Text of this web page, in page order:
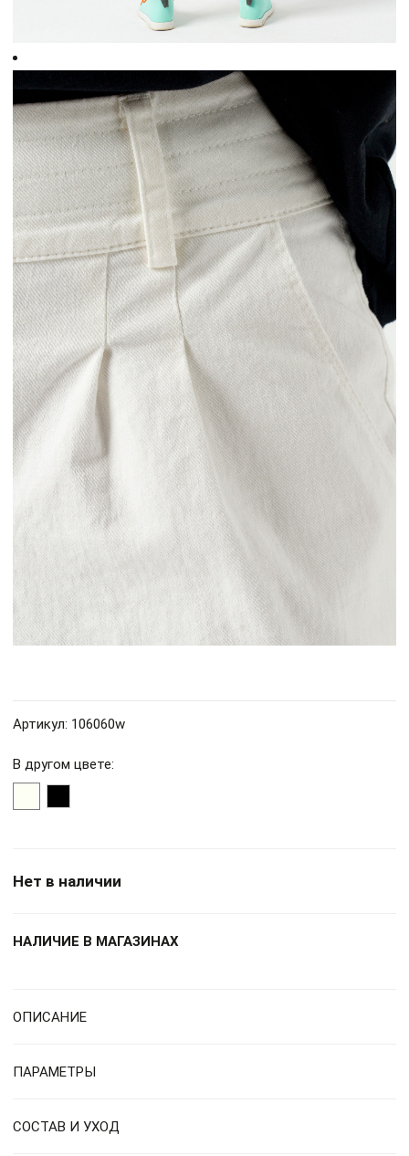
Артикул: 106060w
В другом цвете:
Нет в наличии
НАЛИЧИЕ В МАГАЗИНАХ
ОПИСАНИЕ
ПАРАМЕТРЫ
СОСТАВ И УХОД